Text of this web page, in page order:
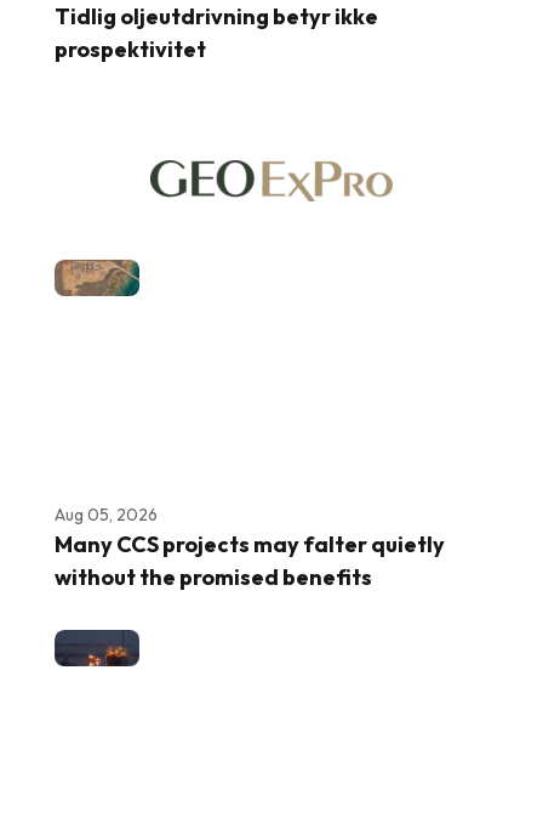
Tidlig oljeutdrivning betyr ikke
prospektivitet
Aug 05, 2026
Many CCS projects may falter quietly
without the promised benefits